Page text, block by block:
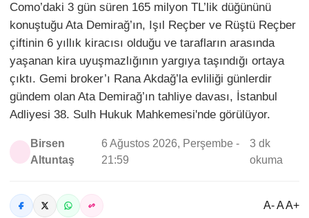
Como’daki 3 gün süren 165 milyon TL’lik düğününü
konuştuğu Ata Demirağ’ın, Işıl Reçber ve Rüştü Reçber
çiftinin 6 yıllık kiracısı olduğu ve tarafların arasında
yaşanan kira uyuşmazlığının yargıya taşındığı ortaya
çıktı. Gemi broker’ı Rana Akdağ’la evliliği günlerdir
gündem olan Ata Demirağ’ın tahliye davası, İstanbul
Adliyesi 38. Sulh Hukuk Mahkemesi'nde görülüyor.
Birsen
Altuntaş
6 Ağustos 2026, Perşembe -
21:59
3 dk
okuma
A- A A+